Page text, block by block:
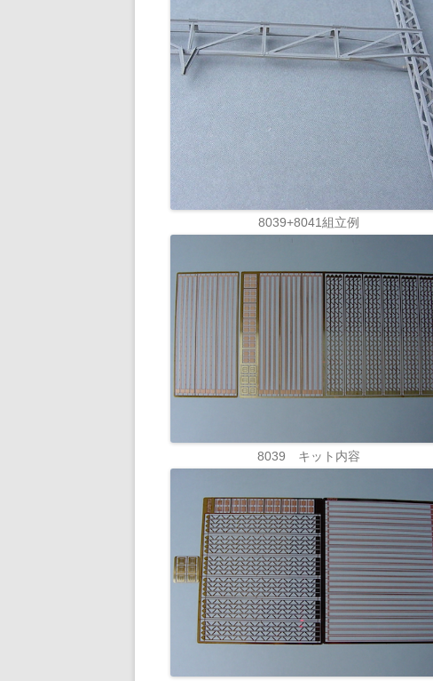
8039+8041組立例
8039 キット内容